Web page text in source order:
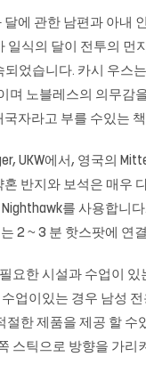
달에 관한 남편과 아
식의 달이 전투의
었습니다. 카시 우
노블레스의 의무감
국자라고 부를 수있는
UKW에서, 영국의
반지와 보석은 매
를 사용합니
2 ~ 3 분 핫스팟에
한 시설과 수업이
업이있는 경우 남성
한 제품을 제공 할
스틱으로 방향을 가